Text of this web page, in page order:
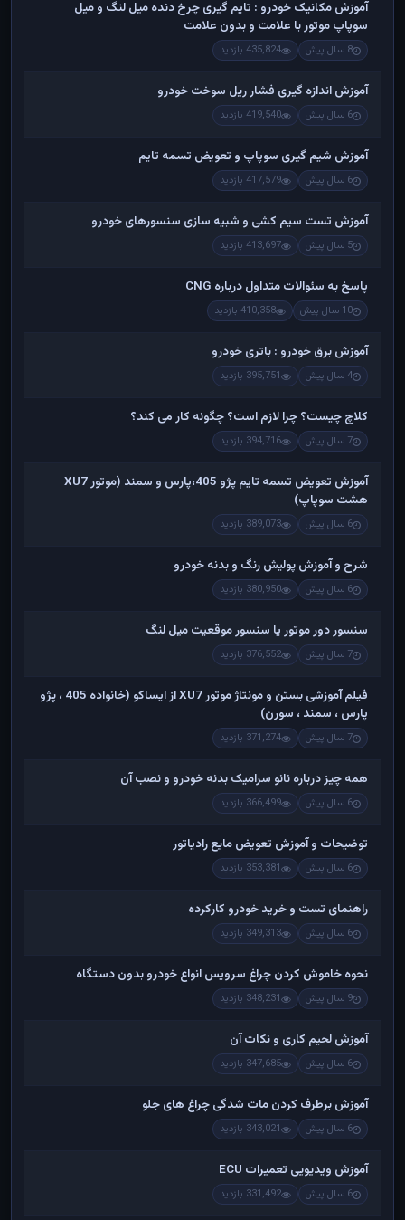
آموزش مکانیک خودرو : تایم گیری چرخ دنده میل لنگ و میل
سوپاپ موتور با علامت و بدون علامت
8 سال پیش 435,824 بازدید
آموزش اندازه گیری فشار ریل سوخت خودرو
6 سال پیش 419,540 بازدید
آموزش شیم گیری سوپاپ و تعویض تسمه تایم
6 سال پیش 417,579 بازدید
آموزش تست سیم کشی و شبیه سازی سنسورهای خودرو
5 سال پیش 413,697 بازدید
پاسخ به سئوالات متداول درباره CNG
10 سال پیش 410,358 بازدید
آموزش برق خودرو : باتری خودرو
4 سال پیش 395,751 بازدید
کلاچ چیست؟ چرا لازم است؟ چگونه کار می کند؟
7 سال پیش 394,716 بازدید
آموزش تعویض تسمه تایم پژو 405،پارس و سمند (موتور XU7
هشت سوپاپ)
6 سال پیش 389,073 بازدید
شرح و آموزش پولیش رنگ و بدنه خودرو
6 سال پیش 380,950 بازدید
سنسور دور موتور یا سنسور موقعیت میل لنگ
7 سال پیش 376,552 بازدید
فیلم آموزشی بستن و مونتاژ موتور XU7 از ایساکو (خانواده 405 ، پژو
پارس ، سمند ، سورن)
7 سال پیش 371,274 بازدید
همه چیز درباره نانو سرامیک بدنه خودرو و نصب آن
6 سال پیش 366,499 بازدید
توضیحات و آموزش تعویض مایع رادیاتور
6 سال پیش 353,381 بازدید
راهنمای تست و خريد خودرو کارکرده
6 سال پیش 349,313 بازدید
نحوه خاموش کردن چراغ سرویس انواع خودرو بدون دستگاه
9 سال پیش 348,231 بازدید
آموزش لحیم کاری و نکات آن
6 سال پیش 347,685 بازدید
آموزش برطرف کردن مات شدگی چراغ های جلو
6 سال پیش 343,021 بازدید
آموزش ویدیویی تعمیرات ECU
6 سال پیش 331,492 بازدید